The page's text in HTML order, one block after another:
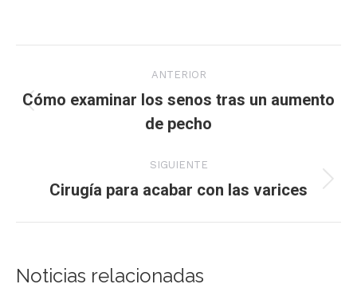
entre
publicaciones
ANTERIOR
Cómo examinar los senos tras un aumento
de pecho
SIGUIENTE
Publicación
Cirugía para acabar con las varices
Noticias relacionadas